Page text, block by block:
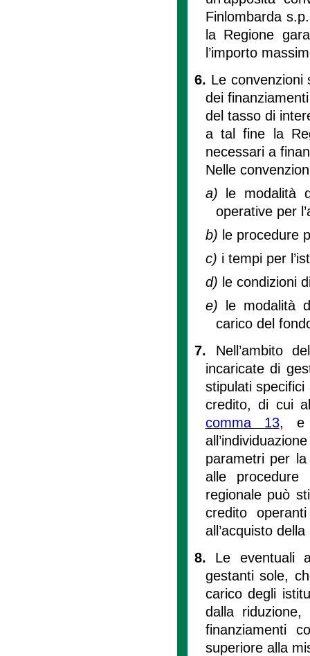
Finlombarda
la Regione
l’importo
6. Le convenzioni
dei
del tasso di
a tal fine la
necessari a
Nelle
a)
le modalità
operative per
b) le procedure
c) i tempi per
d) le condizioni
e)
le modalità
carico del
7. Nell’ambito
incaricate di
stipulati specifici
credito, di cui
comma 13, e
parametri per
alle
regionale può
credito
all’acquisto
8. Le eventuali
gestanti sole,
carico degli
dalla
finanziamenti
superiore alla